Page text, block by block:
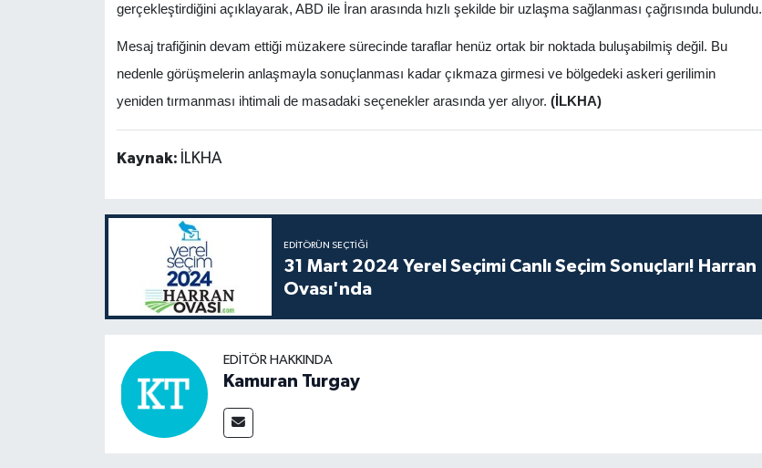
gerçekleştirdiğini açıklayarak, ABD ile İran arasında hızlı şekilde bir uzlaşma sağlanması çağrısında bulundu.
Mesaj trafiğinin devam ettiği müzakere sürecinde taraflar henüz ortak bir noktada buluşabilmiş değil. Bu
nedenle görüşmelerin anlaşmayla sonuçlanması kadar çıkmaza girmesi ve bölgedeki askeri gerilimin
yeniden tırmanması ihtimali de masadaki seçenekler arasında yer alıyor. (İLKHA)
Kaynak: İLKHA
EDITÖRÜN SEÇTIĞI
31 Mart 2024 Yerel Seçimi Canlı Seçim Sonuçları! Harran
Ovası'nda
EDITÖR HAKKINDA
Kamuran Turgay